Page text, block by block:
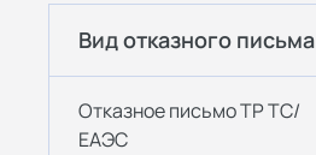
Вид отказного письма
Отказное письмо ТР ТС/
ЕАЭС